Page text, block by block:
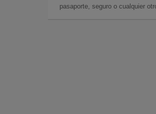
pasaporte, seguro o cualquier